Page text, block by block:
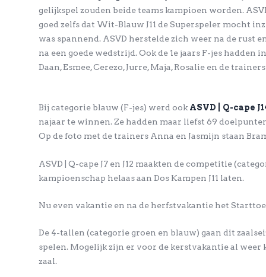
gelijkspel zouden beide teams kampioen worden.
goed zelfs dat Wit-Blauw J11 de Superspeler mocht
was spannend. ASVD herstelde zich weer na de rust
na een goede wedstrijd. Ook de 1e jaars F-jes
Daan, Esmee, Cerezo, Jurre, Maja, Rosalie en de
Bij categorie blauw (F-jes) werd ook ASVD | Q-cape
najaar te winnen. Ze hadden maar liefst 69
Op de foto met de trainers Anna en Jasmijn staan
ASVD | Q-cape J7 en J12 maakten de competitie
kampioenschap helaas aan Dos Kampen J11 laten.
Nu even vakantie en na de herfstvakantie het
De 4-tallen (categorie groen en blauw) gaan dit
spelen. Mogelijk zijn er voor de kerstvakantie al
zaal.